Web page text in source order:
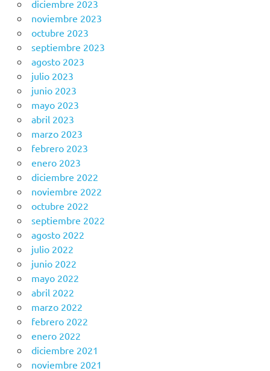
diciembre 2023
noviembre 2023
octubre 2023
septiembre 2023
agosto 2023
julio 2023
junio 2023
mayo 2023
abril 2023
marzo 2023
febrero 2023
enero 2023
diciembre 2022
noviembre 2022
octubre 2022
septiembre 2022
agosto 2022
julio 2022
junio 2022
mayo 2022
abril 2022
marzo 2022
febrero 2022
enero 2022
diciembre 2021
noviembre 2021